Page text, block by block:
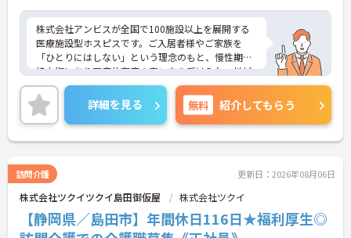
編成が組まれており、しっかりと休息を取りながら
長期的な就業が可能です
＜評価制度でキャリアアップ＞
・介護福祉士や初任者研修などの資格や実務経験、
夜勤回数がしっかりと給与に反映されるためモチベ
ーションを維持できます
・年次を問わずリーダーや主任などのマネジメント
職へ昇格する事例も多数あり、腰を据えて長期的な
キャリア形成が可能です
株式会社アンビスが全国で100施設以上を展開する
医療施設型ホスピスです。ご入居者様やご家族を
「ひとりにはしない」という理念のもと、慢性期や
終末期にあり医療依存度の高い方を受け入れ、地域
医療を支える社会的意義の高い事業を推進していま
す。現場には看護師が24時間常駐しています。急変
時の対応や医療行為は看護師が担当するため、初任
者研修や実務者研修の方も食事介助や入浴介助など
の生活を支えるケアに専念できる環境です。多職種
連携の体制がしっかりと整っています。働き方の面
では、夜勤明けの翌日が原則として公休となるほ
か、月平均の残業時間も5時間から7時間程度とかな
り少なめです。常勤スタッフの比率が90パーセント
を超えているため急な勤務変更が発生しにくく、あ
詳細を見る 無料 紹介してもらう
訪問介護 更新日：2026年08月06日
株式会社ツクイツクイ島田御仮屋 株式会社ツクイ
【静岡県／島田市】年間休日116日★福利厚生◎